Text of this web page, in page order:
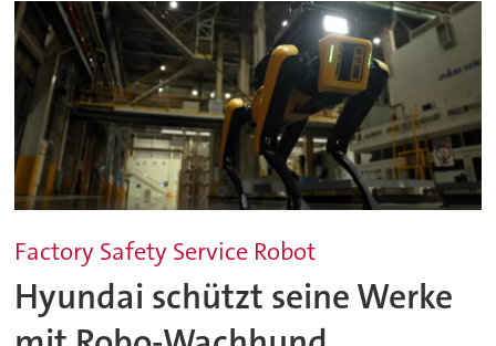
Factory Safety Service Robot
Hyundai schützt seine Werke